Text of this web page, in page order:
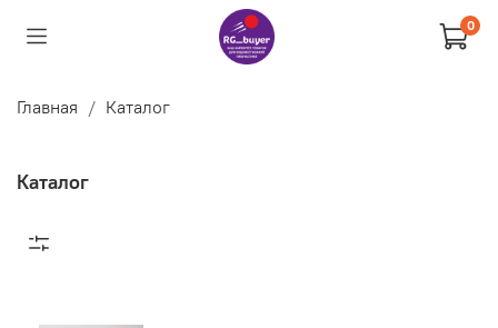
0
Главная Каталог
Каталог